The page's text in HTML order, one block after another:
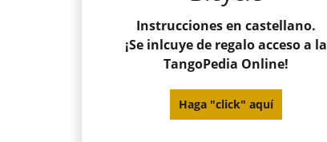
Instrucciones en castellano.
¡Se inlcuye de regalo acceso a la
TangoPedia Online!
Haga "click" aquí